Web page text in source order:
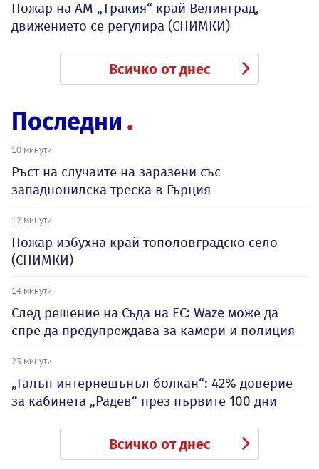
Пожар на АМ „Тракия“ край Велинград,
движението се регулира (СНИМКИ)
Всичко от днес
Последни
10 минути
Ръст на случаите на заразени със
западнонилска треска в Гърция
12 минути
Пожар избухна край тополовградско село
(СНИМКИ)
14 минути
След решение на Съда на ЕС: Waze може да
спре да предупреждава за камери и полиция
23 минути
„Галъп интернешънъл болкан“: 42% доверие
за кабинета „Радев“ през първите 100 дни
Всичко от днес